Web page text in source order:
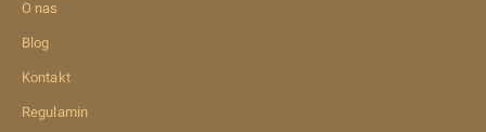
O nas
Blog
Kontakt
Regulamin